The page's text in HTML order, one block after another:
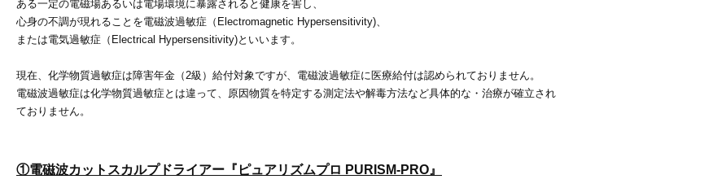
ある一定の電磁場あるいは電場環境に暴露されると健康を害し、
心身の不調が現れることを電磁波過敏症（Electromagnetic Hypersensitivity)、
または電気過敏症（Electrical Hypersensitivity)といいます。
現在、化学物質過敏症は障害年金（2級）給付対象ですが、電磁波過敏症に医療給付は認められておりません。
電磁波過敏症は化学物質過敏症とは違って、原因物質を特定する測定法や解毒方法など具体的な・治療が確立され
ておりません。
①電磁波カットスカルプドライアー『ピュアリズムプロ PURISM-PRO』